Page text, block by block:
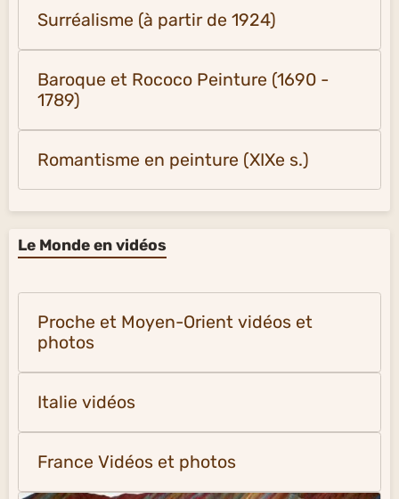
Surréalisme (à partir de 1924)
Baroque et Rococo Peinture (1690 -
1789)
Romantisme en peinture (XIXe s.)
Le Monde en vidéos
Proche et Moyen-Orient vidéos et
photos
Italie vidéos
France Vidéos et photos